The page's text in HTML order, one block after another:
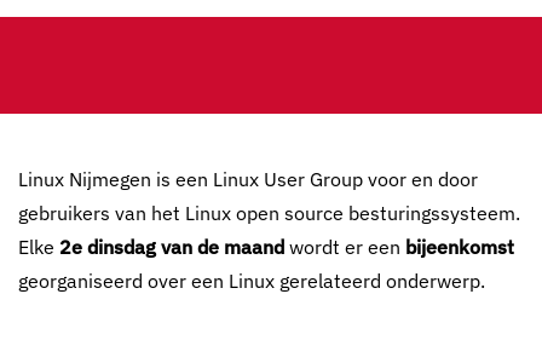
Linux Nijmegen is een Linux User Group voor en door
gebruikers van het Linux open source besturingssysteem.
Elke 2e dinsdag van de maand wordt er een bijeenkomst
georganiseerd over een Linux gerelateerd onderwerp.